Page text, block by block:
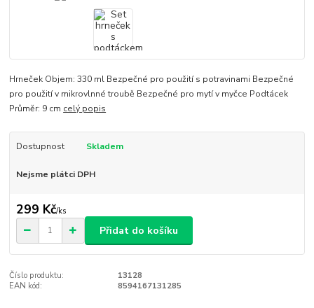
Hrneček Objem: 330 ml Bezpečné pro použití s potravinami Bezpečné
pro použití v mikrovlnné troubě Bezpečné pro mytí v myčce Podtácek
Průměr: 9 cm celý popis
Dostupnost Skladem
Nejsme plátci DPH
299 Kč/ks
Přidat do košíku
Číslo produktu:
13128
EAN kód:
8594167131285